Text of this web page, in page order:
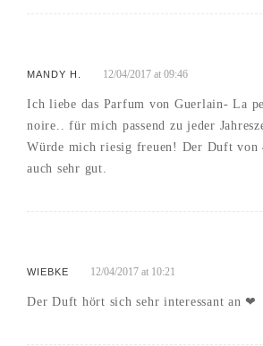
MANDY H. 12/04/2017 at 09:46
Ich liebe das Parfum von Guerlain- La
noire.. für mich passend zu jeder
Würde mich riesig freuen! Der Duft von
auch sehr gut.
WIEBKE 12/04/2017 at 10:21
Der Duft hört sich sehr interessant an ❤